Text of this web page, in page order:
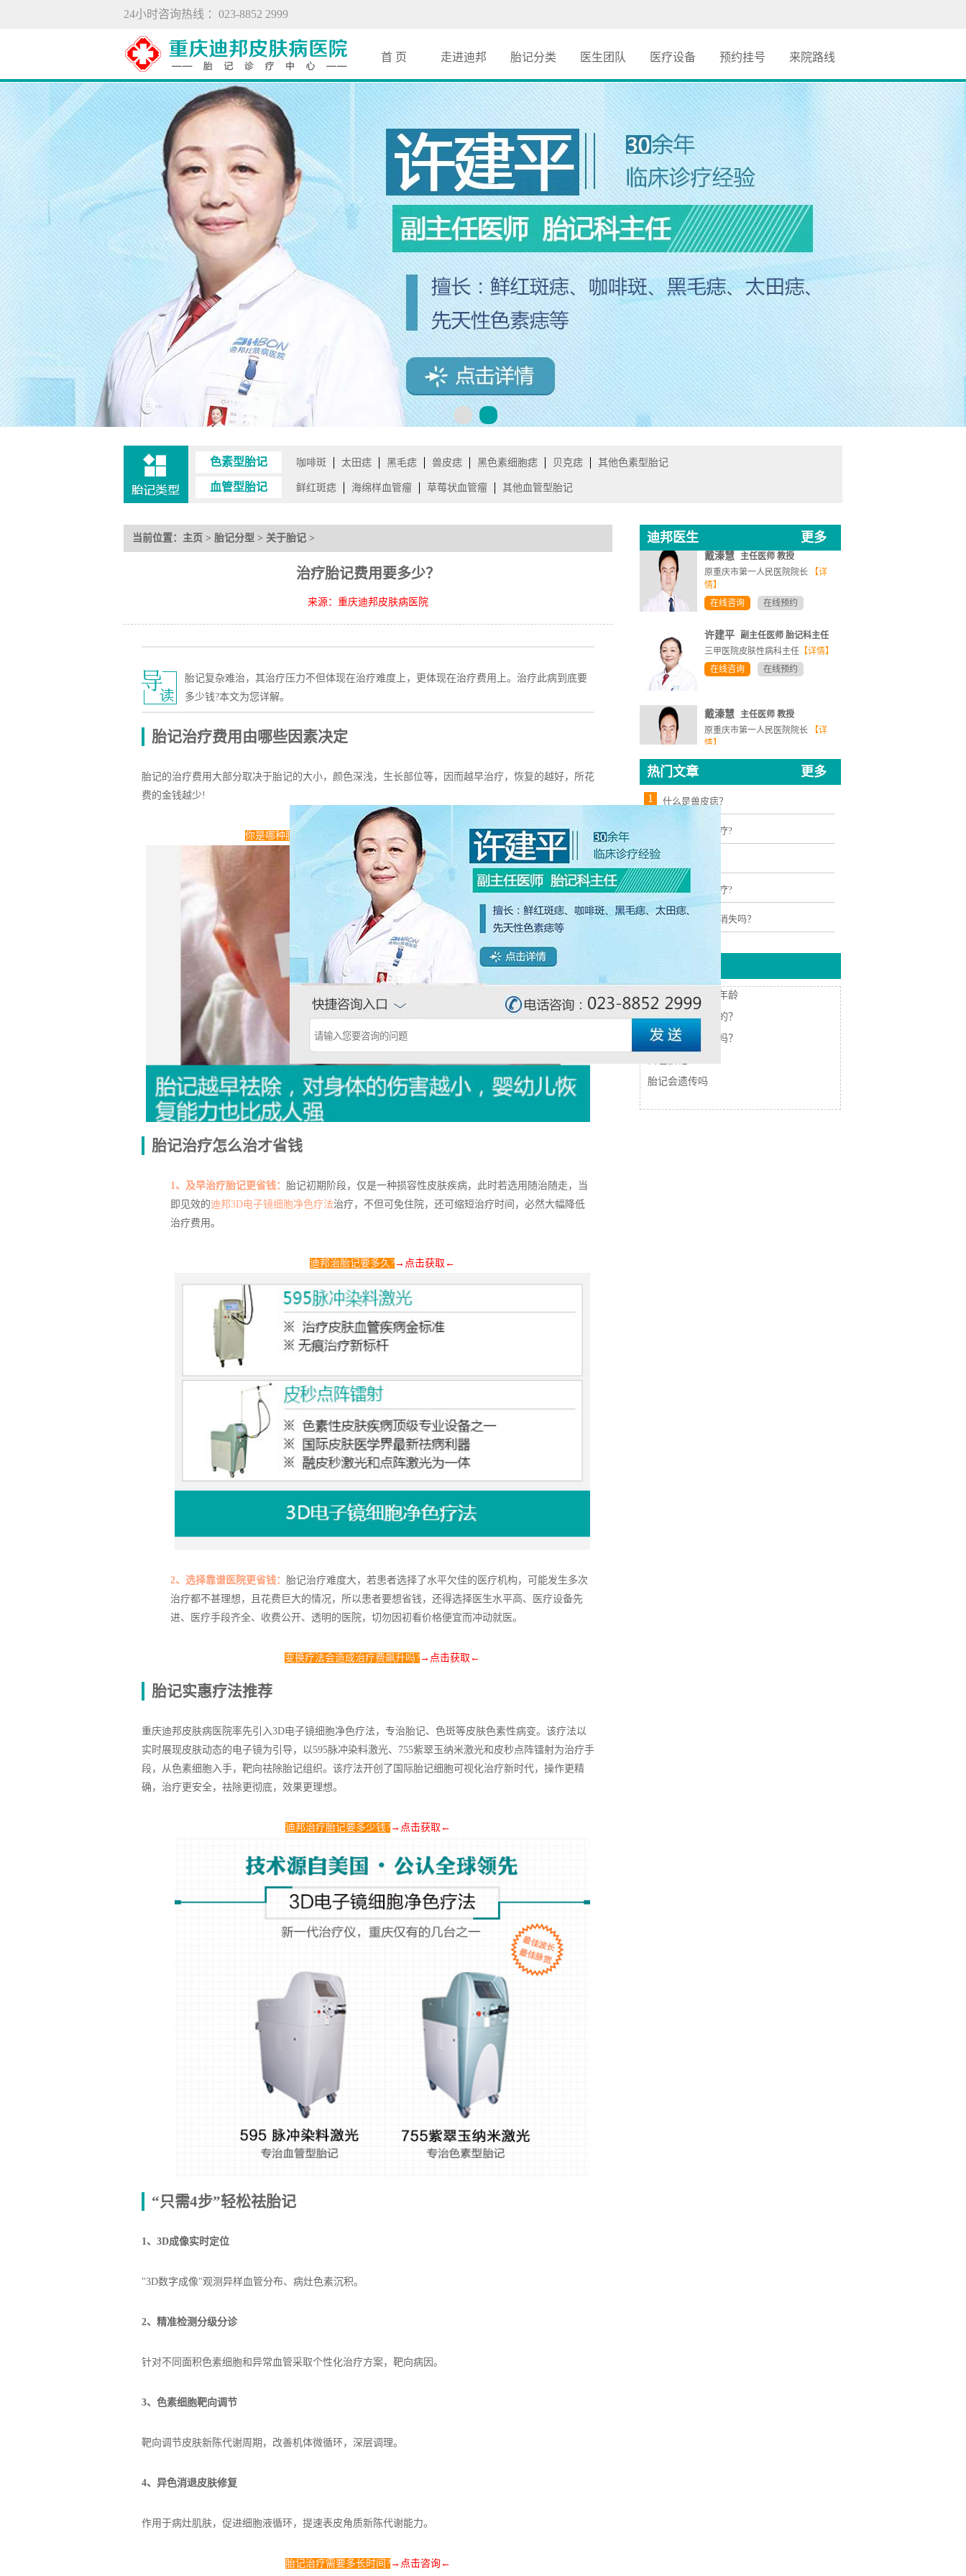
24小时咨询热线 ：023-8852 2999
首 页 走进迪邦 胎记分类 医生团队 医疗设备 预约挂号 来院路线
色素型胎记 咖啡斑 太田痣 黑毛痣 兽皮痣 黑色素细胞痣 贝克痣 其他色素型胎记
血管型胎记 鲜红斑痣 海绵样血管瘤 草莓状血管瘤 其他血管型胎记
当前位置： 主页 > 胎记分型 > 关于胎记 >
治疗胎记费用要多少？
来源：重庆迪邦皮肤病医院
胎记复杂难治，其治疗压力不但体现在治疗难度上，更体现在治疗费用上。治疗此病到底要
多少钱?本文为您详解。
胎记治疗费用由哪些因素决定
胎记的治疗费用大部分取决于胎记的大小，颜色深浅，生长部位等，因而越早治疗，恢复的越好，所花
费的金钱越少!
你是哪种胎记?怎么治疗？发送症状图→医生免费诊断←
胎记治疗怎么治才省钱
1、及早治疗胎记更省钱： 胎记初期阶段，仅是一种损容性皮肤疾病，此时若选用随治随走，当
即见效的迪邦3D电子镜细胞净色疗法治疗，不但可免住院，还可缩短治疗时间，必然大幅降低
治疗费用。
迪邦治胎记要多久?→点击获取 ←
2、选择靠谱医院更省钱： 胎记治疗难度大，若患者选择了水平欠佳的医疗机构，可能发生多次
治疗都不甚理想，且花费巨大的情况，所以患者要想省钱，还得选择医生水平高、医疗设备先
进、医疗手段齐全、收费公开、透明的医院，切勿因初看价格便宜而冲动就医。
变换疗法会造成治疗费飙升吗?→点击获取 ←
胎记实惠疗法推荐
重庆迪邦皮肤病医院率先引入3D电子镜细胞净色疗法，专治胎记、色斑等皮肤色素性病变。该疗法以
实时展现皮肤动态的电子镜为引导，以595脉冲染料激光、755紫翠玉纳米激光和皮秒点阵镭射为治疗手
段，从色素细胞入手，靶向祛除胎记组织。该疗法开创了国际胎记细胞可视化治疗新时代，操作更精
确，治疗更安全，祛除更彻底，效果更理想。
迪邦治疗胎记要多少钱?→点击获取 ←
“只需4步”轻松祛胎记
1、3D成像实时定位
"3D数字成像"观测异样血管分布、病灶色素沉积。
2、精准检测分级分诊
针对不同面积色素细胞和异常血管采取个性化治疗方案，靶向病因。
3、色素细胞靶向调节
靶向调节皮肤新陈代谢周期，改善机体微循环，深层调理。
4、异色消退皮肤修复
作用于病灶肌肤，促进细胞液循环，提速表皮角质新陈代谢能力。
胎记治疗需要多长时间?→点击咨询 ←
迪邦医生 更多
原重庆市第一人民医院院长
情】
在线咨询
三甲医院皮肤性病科主任【详情】
在线咨询
在线预约
原重庆市第一人民医院院长
情】
在线咨询
热门文章 更多
1 什么是兽皮痣？
黑毛痣怎么治疗?
3 太田痣图片
4 贝克痣怎么治疗?
5 咖啡斑能自己消失吗？
热门搜索
胎记治疗的最佳年龄
胎记是怎么形成的？
胎记能彻底清除吗？
胎记会遗传吗